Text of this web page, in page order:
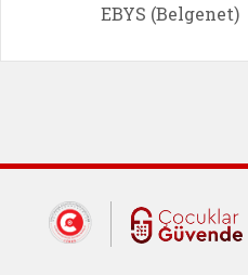
EBYS (Belgenet)
Dış